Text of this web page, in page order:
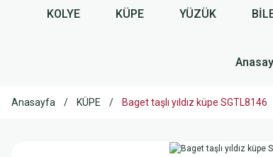
KOLYE KÜPE YÜZÜK
Anasayfa KÜPE Baget taşlı yıldız küpe SGTL8146